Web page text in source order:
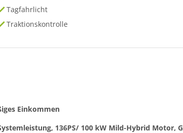
Tagfahrlicht
Traktionskontrolle
Einkommen
136PS/ 100 kW Mild-Hybrid Motor,